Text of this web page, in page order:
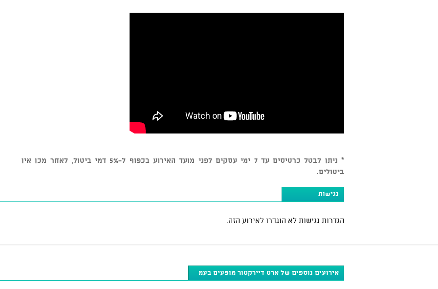
* ניתן לבטל כרטיסים עד 7 ימי עסקים לפני מועד האירוע בכפוף ל-5% דמי ביטול, לאחר מכן אין
ביטולים.
נגישות
הגדרות נגישות לא הוגדרו לאירוע הזה.
אירועים נוספים של ארט דיירקטור מופעים בעמ